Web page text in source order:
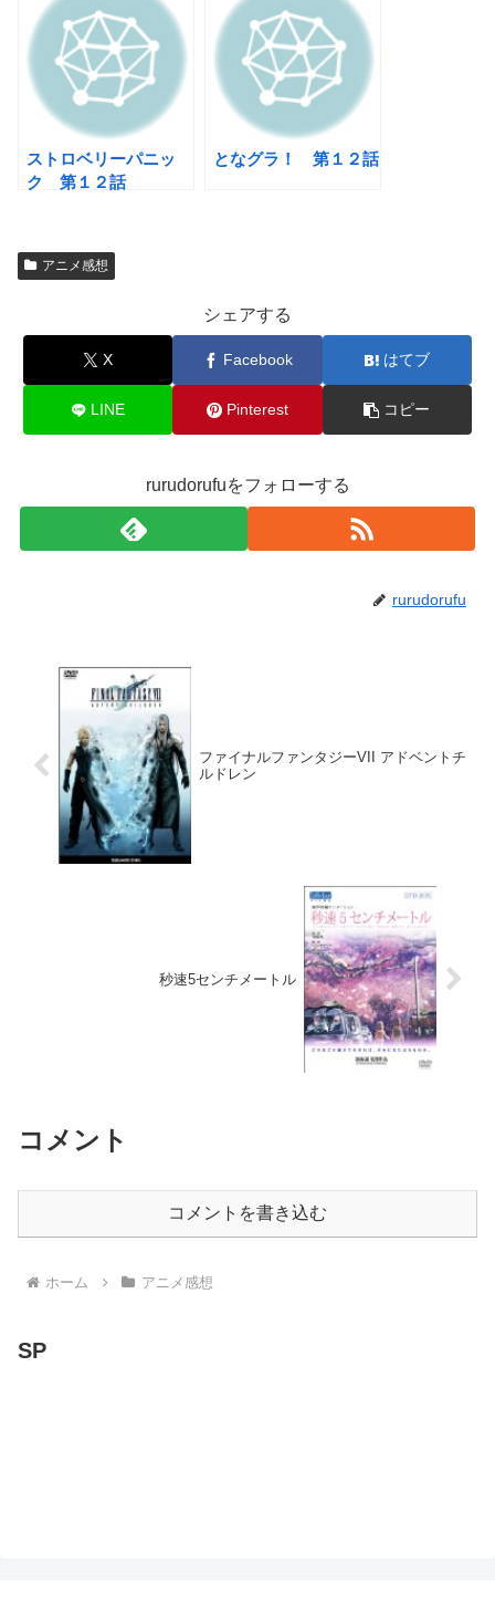
ストロベリーパニッ
ク 第１２話
となグラ！ 第１２話
アニメ感想
シェアする
X Facebook はてブ
LINE Pinterest コピー
rurudorufuをフォローする
rurudorufu
ファイナルファンタジーVII アドベントチ
ルドレン
秒速5センチメートル
コメント
コメントを書き込む
ホーム アニメ感想
SP